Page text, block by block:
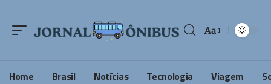
Aa
Home Brasil Notícias Tecnologia Viagem